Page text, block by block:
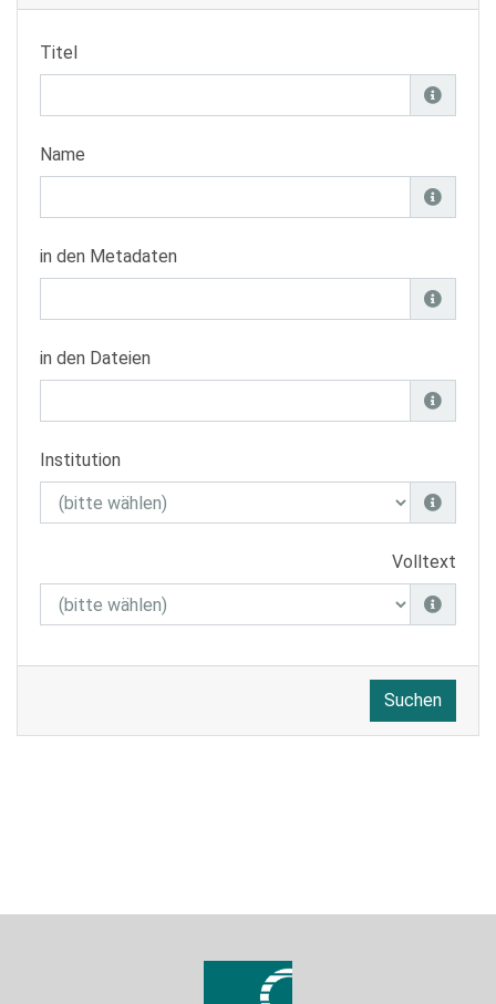
Titel
Name
in den Metadaten
in den Dateien
Institution
Volltext
Suchen